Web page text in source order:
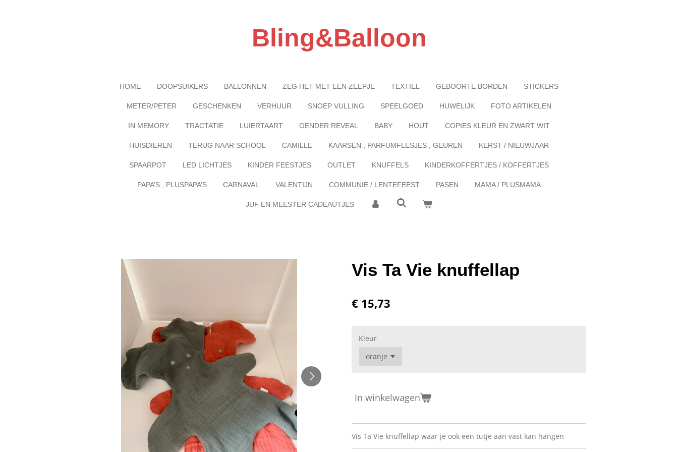
Bling&Balloon
HOME DOOPSUIKERS BALLONNEN ZEG HET MET EEN ZEEPJE TEXTIEL GEBOORTE BORDEN STICKERS
METER/PETER GESCHENKEN VERHUUR SNOEP VULLING SPEELGOED HUWELIJK FOTO ARTIKELEN
IN MEMORY TRACTATIE LUIERTAART GENDER REVEAL BABY HOUT COPIES KLEUR EN ZWART WIT
HUISDIEREN TERUG NAAR SCHOOL CAMILLE KAARSEN , PARFUMFLESJES , GEUREN KERST / NIEUWJAAR
SPAARPOT LED LICHTJES KINDER FEESTJES OUTLET KNUFFELS KINDERKOFFERTJES / KOFFERTJES
PAPA’S , PLUSPAPA’S CARNAVAL VALENTIJN COMMUNIE / LENTEFEEST PASEN MAMA / PLUSMAMA
JUF EN MEESTER CADEAUTJES
Vis Ta Vie knuffellap
€ 15,73
Kleur
In winkelwagen
Vis Ta Vie knuffellap waar je ook een tutje aan vast kan hangen